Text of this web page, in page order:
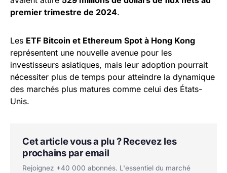
premier trimestre de 2024.
Les ETF Bitcoin et Ethereum Spot à Hong Kong
représentent une nouvelle avenue pour les
investisseurs asiatiques, mais leur adoption pourrait
nécessiter plus de temps pour atteindre la dynamique
des marchés plus matures comme celui des États-
Unis.
Cet article vous a plu ? Recevez les
prochains par email
Rejoignez +40 000 abonnés. L'essentiel du marché